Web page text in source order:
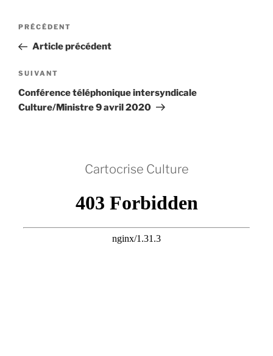
Navigation
l’article
Article
précédent
PRÉCÉDENT
Article précédent
Article
suivant
SUIVANT
Conférence téléphonique intersyndicale
Culture/Ministre 9 avril 2020
Cartocrise Culture